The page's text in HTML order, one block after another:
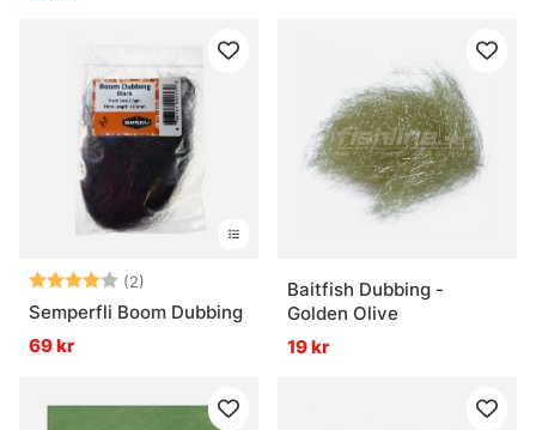
Betyg: (2)
4.0 utav 5 stjärnor
Semperfli Boom Dubbing
69 kr
Baitfish Dubbing -
Golden Olive
19 kr